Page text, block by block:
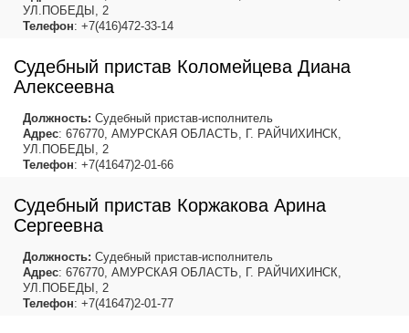
УЛ.ПОБЕДЫ, 2
Телефон: +7(416)472-33-14
Судебный пристав Коломейцева Диана
Алексеевна
Должность: Судебный пристав-исполнитель
Адрес: 676770, АМУРСКАЯ ОБЛАСТЬ, Г. РАЙЧИХИНСК,
УЛ.ПОБЕДЫ, 2
Телефон: +7(41647)2-01-66
Судебный пристав Коржакова Арина
Сергеевна
Должность: Судебный пристав-исполнитель
Адрес: 676770, АМУРСКАЯ ОБЛАСТЬ, Г. РАЙЧИХИНСК,
УЛ.ПОБЕДЫ, 2
Телефон: +7(41647)2-01-77